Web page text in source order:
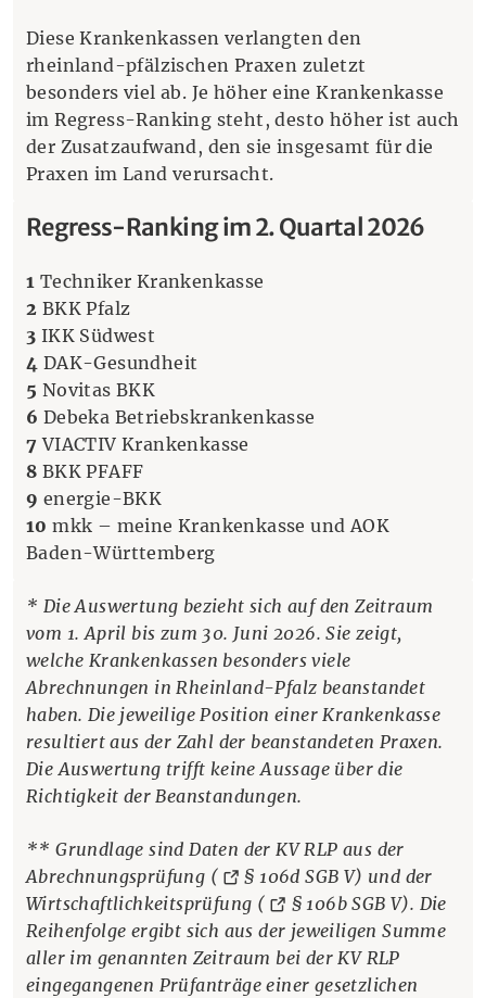
Diese Krankenkassen verlangten den
rheinland-pfälzischen Praxen zuletzt
besonders viel ab. Je höher eine Krankenkasse
im Regress-Ranking steht, desto höher ist auch
der Zusatzaufwand, den sie insgesamt für die
Praxen im Land verursacht.
Regress-Ranking im 2. Quartal 2026
1 Techniker Krankenkasse
2 BKK Pfalz
3 IKK Südwest
4 DAK-Gesundheit
5 Novitas BKK
6 Debeka Betriebskrankenkasse
7 VIACTIV Krankenkasse
8 BKK PFAFF
9 energie-BKK
10 mkk – meine Krankenkasse und AOK
Baden-Württemberg
* Die Auswertung bezieht sich auf den Zeitraum
vom 1. April bis zum 30. Juni 2026. Sie zeigt,
welche Krankenkassen besonders viele
Abrechnungen in Rheinland-Pfalz beanstandet
haben. Die jeweilige Position einer Krankenkasse
resultiert aus der Zahl der beanstandeten Praxen.
Die Auswertung trifft keine Aussage über die
Richtigkeit der Beanstandungen.
** Grundlage sind Daten der KV RLP aus der
Abrechnungsprüfung (
§ 106d SGB V(Öffnet eine
) und der
Wirtschaftlichkeitsprüfung (
§ 106b SGB V(Öffnet
). Die
Reihenfolge ergibt sich aus der jeweiligen Summe
aller im genannten Zeitraum bei der KV RLP
eingegangenen Prüfanträge einer gesetzlichen